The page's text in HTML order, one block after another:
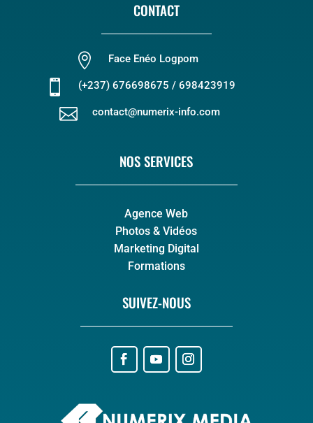
CONTACT
 Face Enéo Logpom
 (+237) 676698675 / 698423919
 contact@numerix-info.com
NOS SERVICES
Agence Web
Photos & Vidéos
Marketing Digital
Formations
SUIVEZ-NOUS